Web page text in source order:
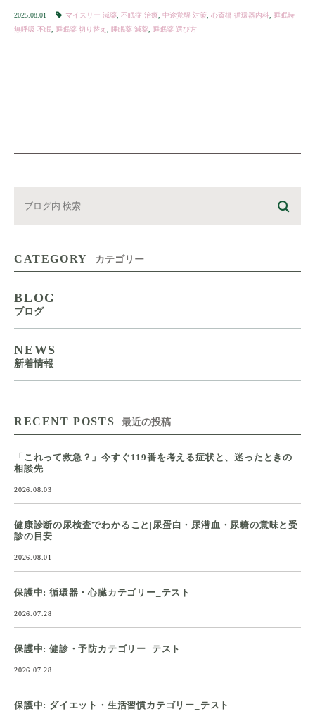
2025.08.01 マイスリー 減薬 不眠症 治療 中途覚醒 対策 心斎橋 循環器内科
睡眠時
無呼吸 不眠
睡眠薬 切り替え 睡眠薬 減薬 睡眠薬 選び方
CATEGORY カテゴリー
BLOG
ブログ
NEWS
新着情報
RECENT POSTS 最近の投稿
「これって救急？」今すぐ119番を考える症状と、迷ったときの
相談先
2026.08.03
健康診断の尿検査でわかること|尿蛋白・尿潜血・尿糖の意味と受
診の目安
2026.08.01
保護中: 循環器・心臓カテゴリー_テスト
2026.07.28
保護中: 健診・予防カテゴリー_テスト
2026.07.28
保護中: ダイエット・生活習慣カテゴリー_テスト